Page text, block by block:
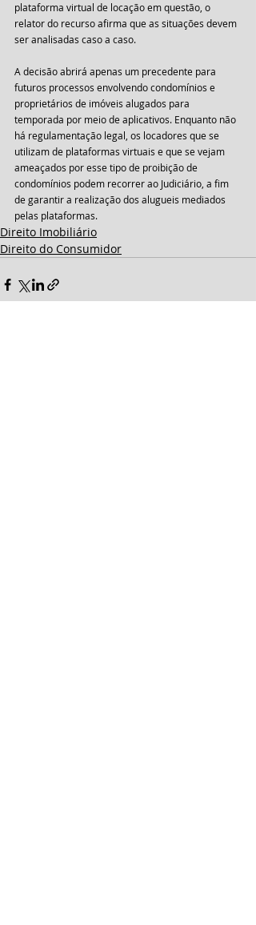
plataforma virtual de locação em questão, o
relator do recurso afirma que as situações devem
ser analisadas caso a caso.
A decisão abrirá apenas um precedente para
futuros processos envolvendo condomínios e
proprietários de imóveis alugados para
temporada por meio de aplicativos. Enquanto não
há regulamentação legal, os locadores que se
utilizam de plataformas virtuais e que se vejam
ameaçados por esse tipo de proibição de
condomínios podem recorrer ao Judiciário, a fim
de garantir a realização dos alugueis mediados
pelas plataformas.
Direito Imobiliário
Direito do Consumidor